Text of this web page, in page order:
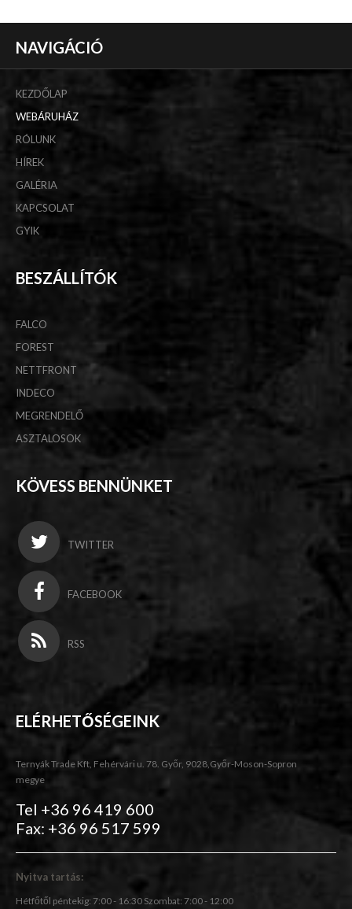
NAVIGÁCIÓ
KEZDŐLAP
WEBÁRUHÁZ
RÓLUNK
HÍREK
GALÉRIA
KAPCSOLAT
GYIK
BESZÁLLÍTÓK
FALCO
FOREST
NETTFRONT
INDECO
MEGRENDELŐ
ASZTALOSOK
KÖVESS BENNÜNKET
TWITTER
FACEBOOK
RSS
ELÉRHETŐSÉGEINK
Ternyák Trade Kft, Fehérvári u. 78. Győr, 9028,Győr-Moson-Sopron
megye
Tel +36 96 419 600
Fax: +36 96 517 599
Nyitva tartás:
Hétfőtől péntekig: 7:00 - 16:30 Szombat: 7:00 - 12:00